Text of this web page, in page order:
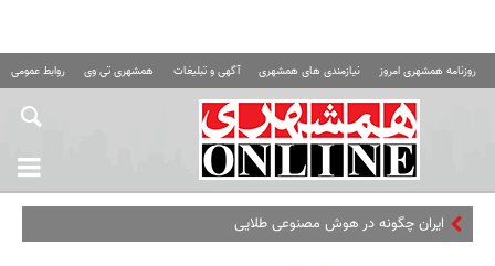
روزنامه همشهری امروز نیازمندی های همشهری آگهی و تبلیغات همشهری تی وی روابط عمومی
ایران چگونه در هوش مصنوعی طلایی شد؟ | همه چ